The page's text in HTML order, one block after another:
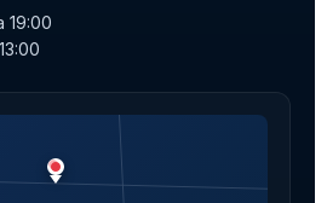
19:00